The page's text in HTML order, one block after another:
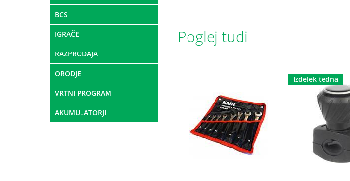
BCS
IGRAČE
RAZPRODAJA
ORODJE
VRTNI PROGRAM
AKUMULATORJI
Poglej tudi
Izdelek tedna